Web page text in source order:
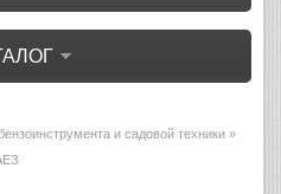
и садовой техники »